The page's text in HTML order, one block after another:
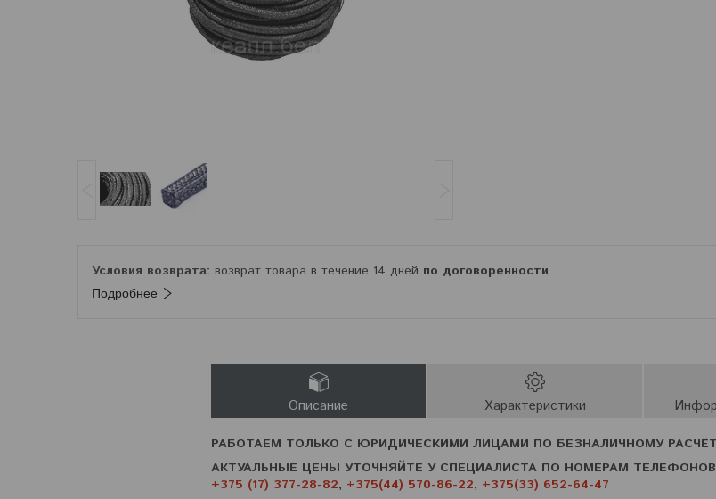
возврат товара в течение 14 дней по договоренности
Подробнее
Описание Характеристики
РАБОТАЕМ ТОЛЬКО С ЮРИДИЧЕСКИМИ ЛИЦАМИ ПО БЕЗНАЛИЧНОМУ
АКТУАЛЬНЫЕ ЦЕНЫ УТОЧНЯЙТЕ У СПЕЦИАЛИСТА ПО НОМЕРАМ
+375 (17) 377-28-82, +375(44) 570-86-22, +375(33) 652-64-47